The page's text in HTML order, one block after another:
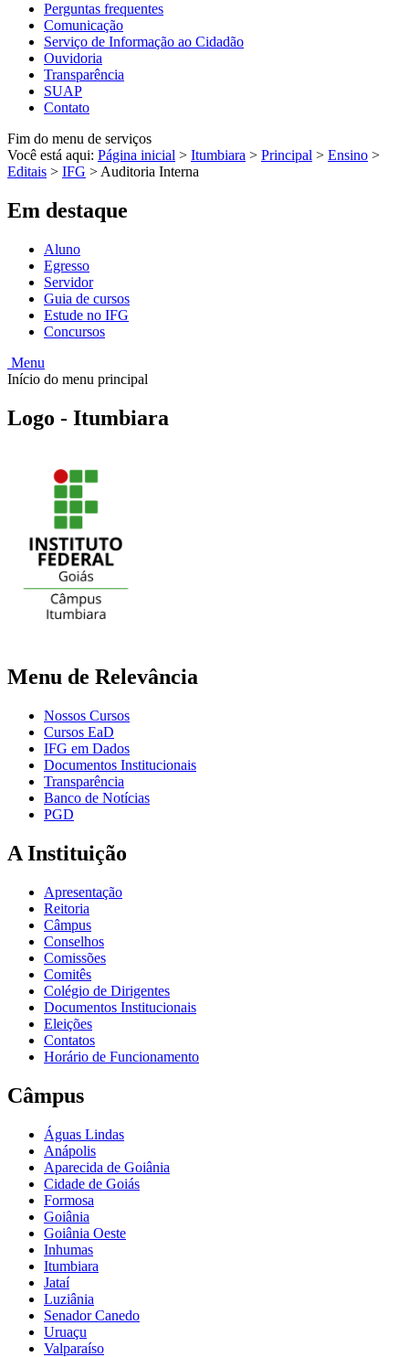
Perguntas frequentes
Comunicação
Serviço de Informação ao Cidadão
Ouvidoria
Transparência
SUAP
Contato
Fim do menu de serviços
Você está aqui: Página inicial > Itumbiara > Principal > Ensino >
Editais > IFG >Auditoria Interna
Em destaque
Aluno
Egresso
Servidor
Guia de cursos
Estude no IFG
Concursos
Menu
Início do menu principal
Logo - Itumbiara
Menu de Relevância
Nossos Cursos
Cursos EaD
IFG em Dados
Documentos Institucionais
Transparência
Banco de Notícias
PGD
A Instituição
Apresentação
Reitoria
Câmpus
Conselhos
Comissões
Comitês
Colégio de Dirigentes
Documentos Institucionais
Eleições
Contatos
Horário de Funcionamento
Câmpus
Águas Lindas
Anápolis
Aparecida de Goiânia
Cidade de Goiás
Formosa
Goiânia
Goiânia Oeste
Inhumas
Itumbiara
Jataí
Luziânia
Senador Canedo
Uruaçu
Valparaíso